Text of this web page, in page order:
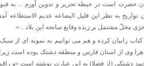
آن حضرت است در حیطه تحریر و تدوین آورم ... به
تواریخ به نظر این قلیل البضاعه عدیم الاستطاعه
مخلّ مشتمل بر زبده وقایع سانحه این بلاد ...»
رابیان کرده و هم می توانیم به نمونه ای از
وی از استان فارس و منطقه دشتک بوده است زیرا
دشتکى (از فضلا) به این عبارت نوشته است «و